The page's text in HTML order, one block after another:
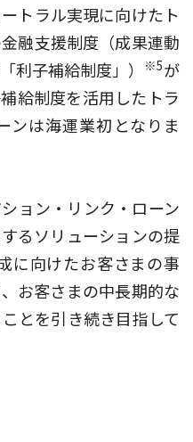
トラル実現に向けたト
融支援制度（成果連動
利子補給制度」）
※5が
給制度を活用したトラ
ンは海運業初となりま
ョン・リンク・ローン
るソリューションの提
に向けたお客さまの事
お客さまの中長期的な
とを引き続き目指して